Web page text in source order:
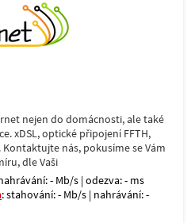
nejen do domácnosti, ale také
xDSL, optické připojení FFTH,
Kontaktujte nás, pokusíme se Vám
dle Vaši
- Mb/s | odezva: - ms
: stahování: - Mb/s | nahrávání: -